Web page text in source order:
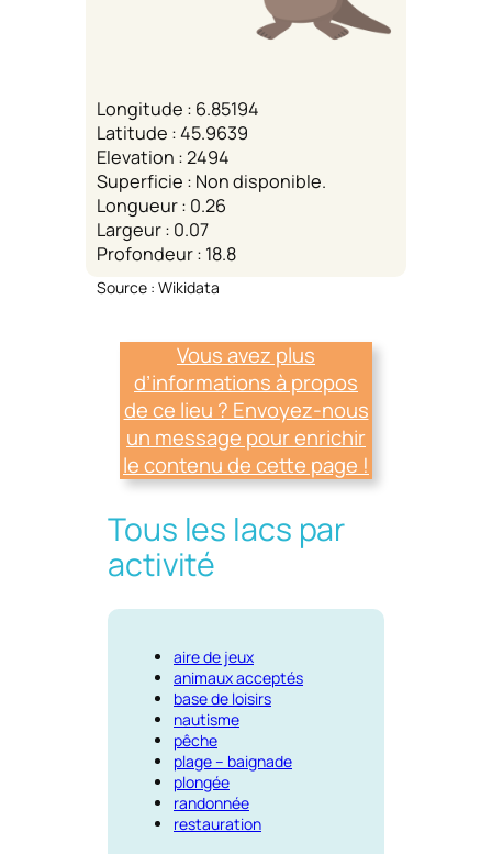
Longitude : 6.85194
Latitude : 45.9639
Elevation : 2494
Superficie : Non disponible.
Longueur : 0.26
Largeur : 0.07
Profondeur : 18.8
Source : Wikidata
Vous avez plus
d’informations à propos
de ce lieu ? Envoyez-nous
un message pour enrichir
le contenu de cette page !
Tous les lacs par
activité
aire de jeux
animaux acceptés
base de loisirs
nautisme
pêche
plage – baignade
plongée
randonnée
restauration